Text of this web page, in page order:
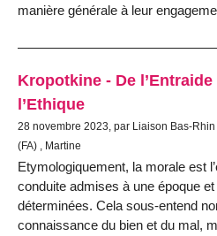
manière générale à leur
Kropotkine - De l’Entraide
l’Ethique
28 novembre 2023, par Liaison Bas-Rhin
(FA) , Martine
Etymologiquement, la morale est
conduite admises à une époque
déterminées. Cela sous-entend
connaissance du bien et du mal,